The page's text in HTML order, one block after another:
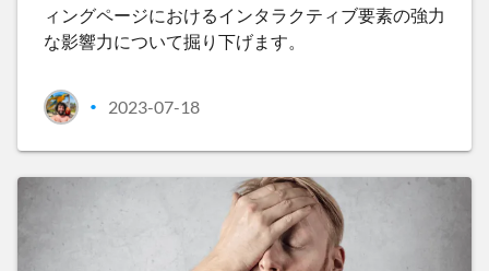
ィングページにおけるインタラクティブ要素の強力
な影響力について掘り下げます。
• 2023-07-18